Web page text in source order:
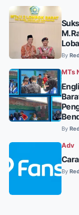
By
MTs
By
Adv
By